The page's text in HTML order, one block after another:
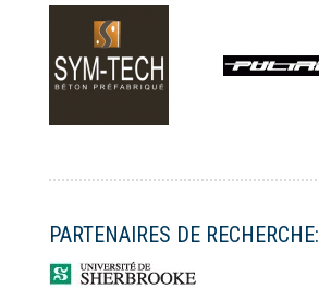
PARTENAIRES DE RECHERCHE: